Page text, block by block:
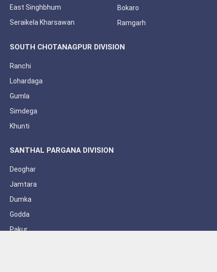
East Singhbhum
Seraikela Kharsawan
Bokaro
Ramgarh
SOUTH CHOTANAGPUR DIVISION
Ranchi
Lohardaga
Gumla
Simdega
Khunti
SANTHAL PARGANA DIVISION
Deoghar
Jamtara
Dumka
Godda
Pakur